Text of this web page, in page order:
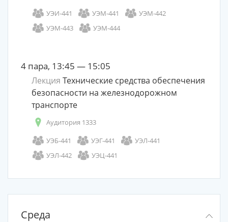
УЭИ-441
УЭМ-441
УЭМ-442
УЭМ-443
УЭМ-444
4 пара, 13:45 — 15:05
Лекция Технические средства обеспечения
безопасности на железнодорожном
транспорте
Аудитория 1333
УЭБ-441
УЭГ-441
УЭЛ-441
УЭЛ-442
УЭЦ-441
Среда